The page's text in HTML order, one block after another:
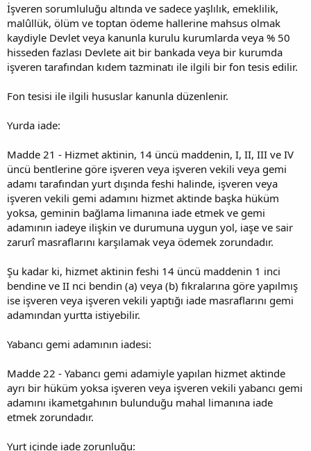
İşveren sorumluluğu altında ve sadece yaşlılık, emeklilik,
malûllük, ölüm ve toptan ödeme hallerine mahsus olmak
kaydiyle Devlet veya kanunla kurulu kurumlarda veya % 50
hisseden fazlası Devlete ait bir bankada veya bir kurumda
işveren tarafından kıdem tazminatı ile ilgili bir fon tesis edilir.
Fon tesisi ile ilgili hususlar kanunla düzenlenir.
Yurda iade:
Madde 21 - Hizmet aktinin, 14 üncü maddenin, I, II, III ve IV
üncü bentlerine göre işveren veya işveren vekili veya gemi
adamı tarafından yurt dışında feshi halinde, işveren veya
işveren vekili gemi adamını hizmet aktinde başka hüküm
yoksa, geminin bağlama limanına iade etmek ve gemi
adamının iadeye ilişkin ve durumuna uygun yol, iaşe ve sair
zarurî masraflarını karşılamak veya ödemek zorundadır.
Şu kadar ki, hizmet aktinin feshi 14 üncü maddenin 1 inci
bendine ve II nci bendin (a) veya (b) fıkralarına göre yapılmış
ise işveren veya işveren vekili yaptığı iade masraflarını gemi
adamından yurtta istiyebilir.
Yabancı gemi adamının iadesi:
Madde 22 - Yabancı gemi adamiyle yapılan hizmet aktinde
ayrı bir hüküm yoksa işveren veya işveren vekili yabancı gemi
adamını ikametgahının bulunduğu mahal limanına iade
etmek zorundadır.
Yurt içinde iade zorunluğu: